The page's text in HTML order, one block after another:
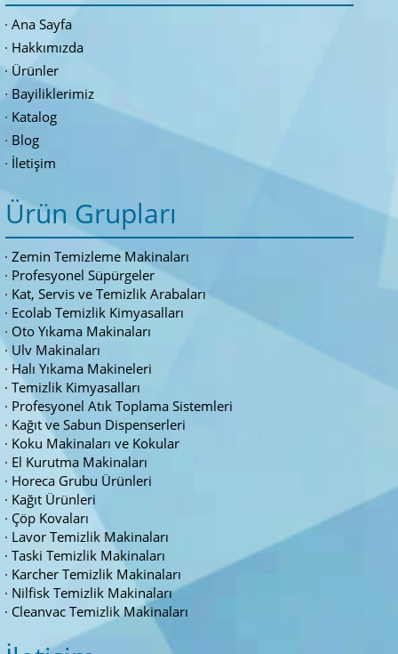
Ana Sayfa
Hakkımızda
Ürünler
Bayiliklerimiz
Katalog
Blog
İletişim
Ürün Grupları
Zemin Temizleme Makinaları
Profesyonel Süpürgeler
Kat, Servis ve Temizlik Arabaları
Ecolab Temizlik Kimyasalları
Oto Yıkama Makinaları
Ulv Makinaları
Halı Yıkama Makineleri
Temizlik Kimyasalları
Profesyonel Atık Toplama Sistemleri
Kağıt ve Sabun Dispenserleri
Koku Makinaları ve Kokular
El Kurutma Makinaları
Horeca Grubu Ürünleri
Kağıt Ürünleri
Çöp Kovaları
Lavor Temizlik Makinaları
Taski Temizlik Makinaları
Karcher Temizlik Makinaları
Nilfisk Temizlik Makinaları
Cleanvac Temizlik Makinaları